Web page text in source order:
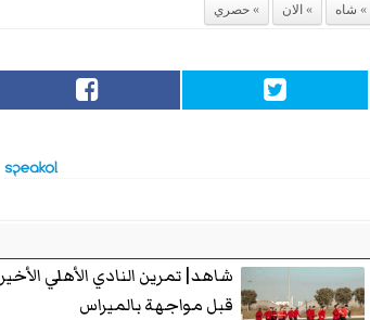
شاه الان حصري
شاهد| تمرين النادي الأهلي الأخير
قبل مواجهة بالميراس